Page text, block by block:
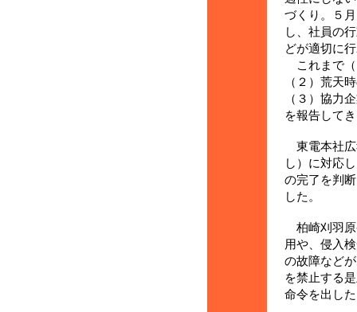
づくり。５
し、社員の
どが適切に
これまで（
（２）荒天
（３）協力
を報告して
東電本社広
し）に対応
の完了を判
した。
柏崎刈羽原
用や、侵入
の故障など
を禁止する
命令を出し